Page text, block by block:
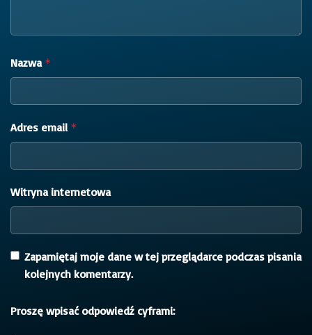
Nazwa *
Adres email *
Witryna internetowa
Zapamiętaj moje dane w tej przeglądarce podczas pisania
kolejnych komentarzy.
Proszę wpisać odpowiedź cyframi: